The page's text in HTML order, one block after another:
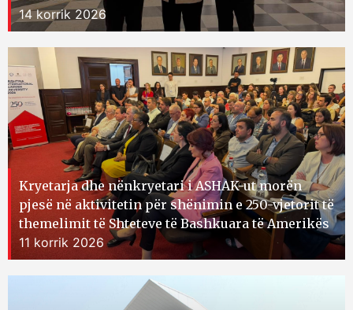
14 korrik 2026
Kryetarja dhe nënkryetari i ASHAK-ut morën
pjesë në aktivitetin për shënimin e 250-vjetorit të
themelimit të Shteteve të Bashkuara të Amerikës
11 korrik 2026